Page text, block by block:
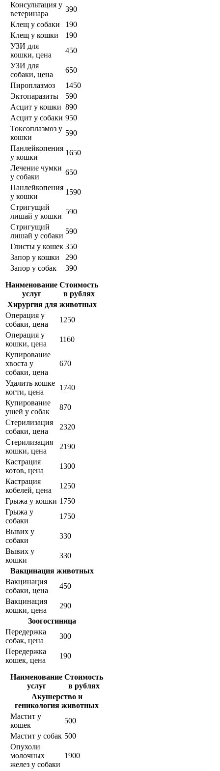
Консультация у
ветеринара
390
Клещ у собаки
190
Клещ у кошки
190
УЗИ для
кошки, цена
450
УЗИ для
собаки, цена
650
Пироплазмоз
1450
Эктопаразиты
590
Асцит у кошки 890
Асцит у собаки 950
Токсоплазмоз у
кошки
590
Панлейкопения
у кошки
1650
Лечение чумки
у собаки
650
Панлейкопения
у кошки
1590
Стригущий
лишай у кошки
590
Стригущий
лишай у собаки
590
Глисты у кошек 350
Запор у кошки
290
Запор у собак
390
Наименование
услуг
Стоимость
в рублях
Хирургия для животных
Операция у
собаки, цена
1250
Операция у
кошки, цена
1160
Купирование
хвоста у
собаки, цена
670
Удалить кошке
когти, цена
1740
Купирование
ушей у собак
870
Стерилизация
собаки, цена
2320
Стерилизация
кошки, цена
2190
Кастрация
котов, цена
1300
Кастрация
кобелей, цена
1250
Грыжа у кошки 1750
Грыжа у
собаки
1750
Вывих у
собаки
330
Вывих у
кошки
330
Вакцинация животных
Вакцинация
собаки, цена
450
Вакцинация
кошки, цена
290
Зоогостиница
Передержка
собак, цена
300
Передержка
кошек, цена
190
Наименование
услуг
Стоимость
в рублях
Акушерство и
геникология животных
Мастит у
кошек
500
Мастит у собак 500
Опухоли
молочных
желез у собаки
1900